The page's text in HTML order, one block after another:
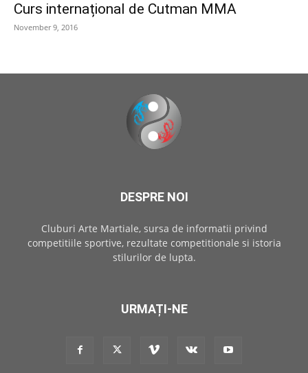
Curs internațional de Cutman MMA
November 9, 2016
DESPRE NOI
Cluburi Arte Martiale, sursa de informatii privind
competitiile sportive, rezultate competitionale si istoria
stilurilor de lupta.
URMAȚI-NE